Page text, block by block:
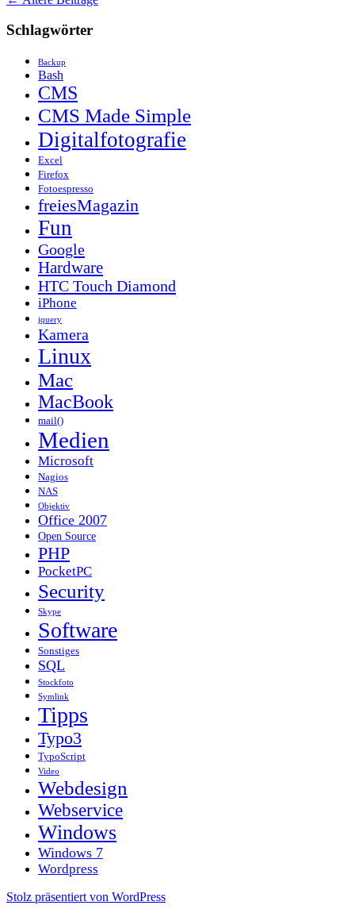
Schlagwörter
Backup
Bash
CMS
CMS Made Simple
Digitalfotografie
Excel
Firefox
Fotoespresso
freiesMagazin
Fun
Google
Hardware
HTC Touch Diamond
iPhone
jquery
Kamera
Linux
Mac
MacBook
mail()
Medien
Microsoft
Nagios
NAS
Objektiv
Office 2007
Open Source
PHP
PocketPC
Security
Skype
Software
Sonstiges
SQL
Stockfoto
Symlink
Tipps
Typo3
TypoScript
Video
Webdesign
Webservice
Windows
Windows 7
Wordpress
Stolz präsentiert von WordPress